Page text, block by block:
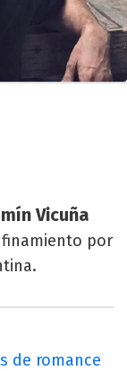
Vicuña
por
de romance